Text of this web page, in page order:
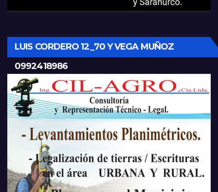
LUIS CORDERO 12_70 Y VEGA MUÑOZ
0992418986